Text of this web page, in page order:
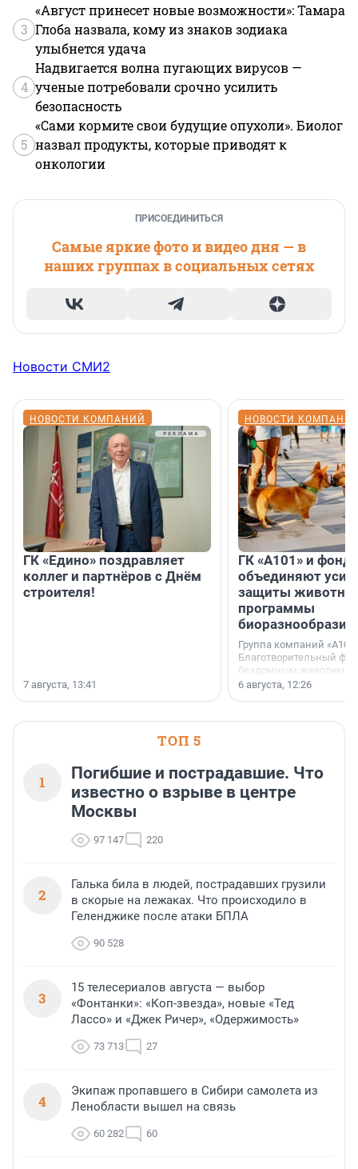
3
«Август принесет новые возможности»: Тамара
Глоба назвала, кому из знаков зодиака
улыбнется удача
4
Надвигается волна пугающих вирусов —
ученые потребовали срочно усилить
безопасность
5
«Сами кормите свои будущие опухоли». Биолог
назвал продукты, которые приводят к
онкологии
ПРИСОЕДИНИТЬСЯ
Самые яркие фото и видео дня — в
наших группах в социальных сетях
Новости СМИ2
НОВОСТИ КОМПАНИЙ
ГК «Едино» поздравляет
коллег и партнёров с Днём
строителя!
7 августа, 13:41
НОВОСТИ
ГК «А101» и фонд
объединяют
защиты
программы
биоразнообразия
Группа компаний
Благотворительный
бездомным животным
заключили соглашение
6 августа, 12:26
ТОП 5
1
Погибшие и пострадавшие. Что
известно о взрыве в центре
Москвы
97 147 220
2
Галька била в людей, пострадавших грузили
в скорые на лежаках. Что происходило в
Геленджике после атаки БПЛА
90 528
3
15 телесериалов августа — выбор
«Фонтанки»: «Коп-звезда», новые «Тед
Лассо» и «Джек Ричер», «Одержимость»
73 713 27
4
Экипаж пропавшего в Сибири самолета из
Ленобласти вышел на связь
60 282 60